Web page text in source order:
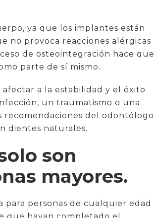
ya que los implantes están
no provoca reacciones alérgicas
de osteointegración hace que
parte de sí mismo.
a la estabilidad y el éxito
un traumatismo o una
recomendaciones del odontólogo
dientes naturales.
son
mayores.
para personas de cualquier edad